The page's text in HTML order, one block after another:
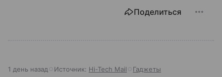
Поделиться
1 день назад Источник: Hi-Tech Mail Гаджеты